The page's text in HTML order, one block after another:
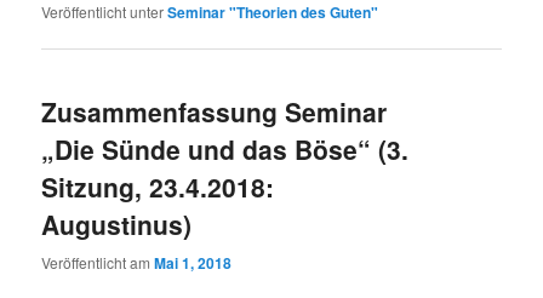
Veröffentlicht unterSeminar "Theorien des Guten"
Zusammenfassung Seminar
„Die Sünde und das Böse“ (3.
Sitzung, 23.4.2018:
Augustinus)
Veröffentlicht amMai 1, 2018